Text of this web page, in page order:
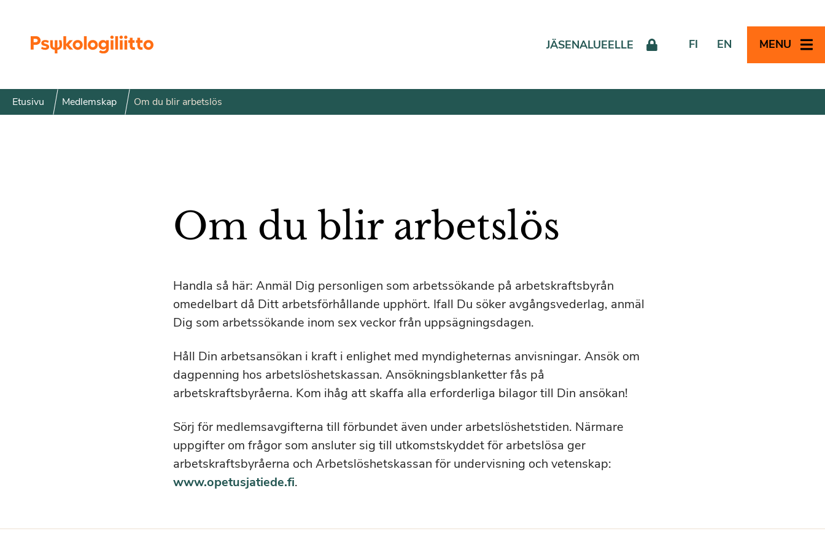
JÄSENALUEELLE FI EN MENU
Etusivu Medlemskap Om du blir arbetslös
Om du blir arbetslös
Handla så här: Anmäl Dig personligen som arbetssökande på arbetskraftsbyrån
omedelbart då Ditt arbetsförhållande upphört. Ifall Du söker avgångsvederlag, anmäl
Dig som arbetssökande inom sex veckor från uppsägningsdagen.
Håll Din arbetsansökan i kraft i enlighet med myndigheternas anvisningar. Ansök om
dagpenning hos arbetslöshetskassan. Ansökningsblanketter fås på
arbetskraftsbyråerna. Kom ihåg att skaffa alla erforderliga bilagor till Din ansökan!
Sörj för medlemsavgifterna till förbundet även under arbetslöshetstiden. Närmare
uppgifter om frågor som ansluter sig till utkomstskyddet för arbetslösa ger
arbetskraftsbyråerna och Arbetslöshetskassan för undervisning och vetenskap:
www.opetusjatiede.fi.